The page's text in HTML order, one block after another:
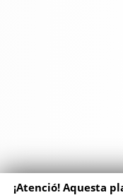
¡Atenció! Aquesta